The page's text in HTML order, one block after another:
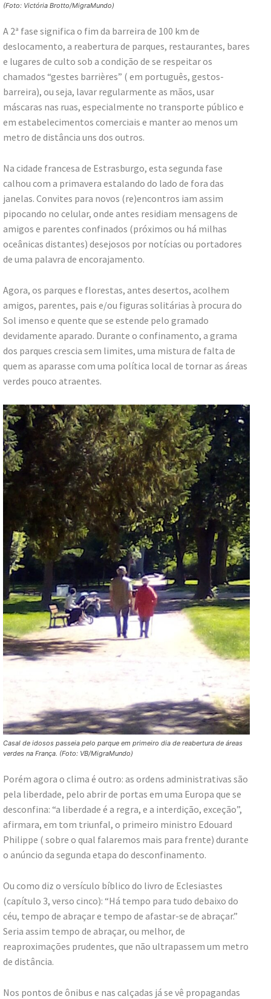
(Foto: Victória Brotto/MigraMundo)
A 2ª fase significa o fim da barreira de 100 km de
deslocamento, a reabertura de parques, restaurantes, bares
e lugares de culto sob a condição de se respeitar os
chamados “gestes barrières” ( em português, gestos-
barreira), ou seja, lavar regularmente as mãos, usar
máscaras nas ruas, especialmente no transporte público e
em estabelecimentos comerciais e manter ao menos um
metro de distância uns dos outros.
Na cidade francesa de Estrasburgo, esta segunda fase
calhou com a primavera estalando do lado de fora das
janelas. Convites para novos (re)encontros iam assim
pipocando no celular, onde antes residiam mensagens de
amigos e parentes confinados (próximos ou há milhas
oceânicas distantes) desejosos por notícias ou portadores
de uma palavra de encorajamento.
Agora, os parques e florestas, antes desertos, acolhem
amigos, parentes, pais e/ou figuras solitárias à procura do
Sol imenso e quente que se estende pelo gramado
devidamente aparado. Durante o confinamento, a grama
dos parques crescia sem limites, uma mistura de falta de
quem as aparasse com uma política local de tornar as áreas
verdes pouco atraentes.
Casal de idosos passeia pelo parque em primeiro dia de reabertura de áreas
verdes na França. (Foto: VB/MigraMundo)
Porém agora o clima é outro: as ordens administrativas são
pela liberdade, pelo abrir de portas em uma Europa que se
desconfina: “a liberdade é a regra, e a interdição, exceção”,
afirmara, em tom triunfal, o primeiro ministro Edouard
Philippe ( sobre o qual falaremos mais para frente) durante
o anúncio da segunda etapa do desconfinamento.
Ou como diz o versículo bíblico do livro de Eclesiastes
(capítulo 3, verso cinco): “Há tempo para tudo debaixo do
céu, tempo de abraçar e tempo de afastar-se de abraçar.”
Seria assim tempo de abraçar, ou melhor, de
reaproximações prudentes, que não ultrapassem um metro
de distância.
Nos pontos de ônibus e nas calçadas já se vê propagandas